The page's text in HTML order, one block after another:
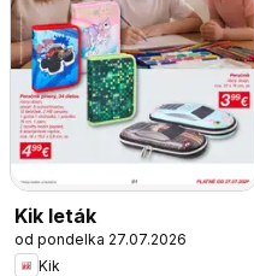
Kik leták
od pondelka 27.07.2026
Kik